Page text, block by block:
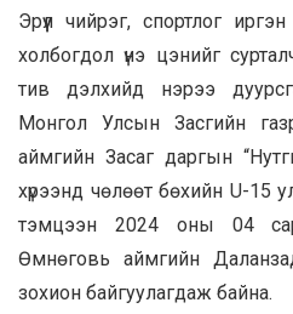
Эрүүл чийрэг, спортлог
холбогдол үнэ цэнийг
тив дэлхийд нэрээ
Монгол Улсын Засгийн
аймгийн Засаг даргын
хүрээнд чөлөөт бөхийн U-15
тэмцээн 2024 оны 04
Өмнөговь аймгийн
зохион байгуулагдаж байна.